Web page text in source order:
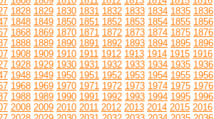
1828 1829 1830 1831 1832 1833 1834 1835 1836
1848 1849 1850 1851 1852 1853 1854 1855 1856
1868 1869 1870 1871 1872 1873 1874 1875 1876
1888 1889 1890 1891 1892 1893 1894 1895 1896
1908 1909 1910 1911 1912 1913 1914 1915 1916
1928 1929 1930 1931 1932 1933 1934 1935 1936
1948 1949 1950 1951 1952 1953 1954 1955 1956
1968 1969 1970 1971 1972 1973 1974 1975 1976
1988 1989 1990 1991 1992 1993 1994 1995 1996
2008 2009 2010 2011 2012 2013 2014 2015 2016